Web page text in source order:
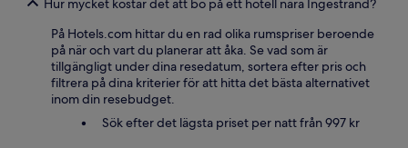
Hur mycket kostar det att bo på ett hotell nära Ingestrand?
På Hotels.com hittar du en rad olika rumspriser beroende
på när och vart du planerar att åka. Se vad som är
tillgängligt under dina resedatum, sortera efter pris och
filtrera på dina kriterier för att hitta det bästa alternativet
inom din resebudget.
Sök efter det lägsta priset per natt från 997 kr